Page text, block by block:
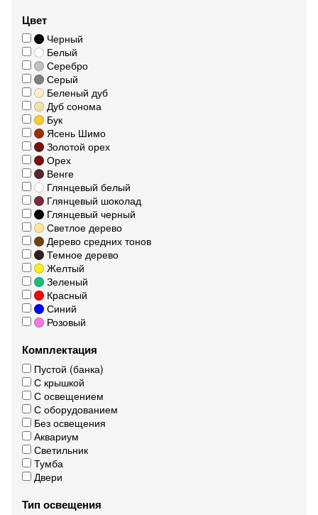
Цвет
Черный
Белый
Серебро
Серый
Беленый дуб
Дуб сонома
Бук
Ясень Шимо
Золотой орех
Орех
Венге
Глянцевый белый
Глянцевый шоколад
Глянцевый черный
Светлое дерево
Дерево средних тонов
Темное дерево
Желтый
Зеленый
Красный
Синий
Розовый
Комплектация
Пустой (банка)
С крышкой
С освещением
С оборудованием
Без освещения
Аквариум
Светильник
Тумба
Двери
Тип освещения